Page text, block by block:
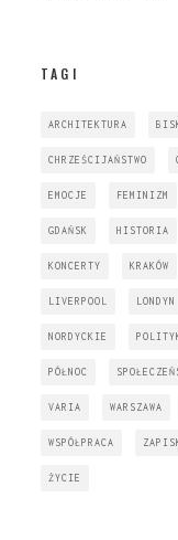
TAGI
ARCHITEKTURA
CHRZEŚCIJAŃSTWO
EMOCJE FEMINIZM
GDAŃSK HISTORIA
KONCERTY KRAKÓW
LIVERPOOL LONDYN
NORDYCKIE
PÓŁNOC
VARIA WARSZAWA
WSPÓŁPRACA
ŻYCIE